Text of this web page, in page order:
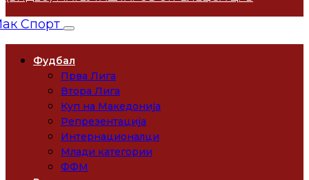
Фудбал
Прва Лига
Втора Лига
Куп на Македонија
Репрезентација
Интернационалци
Млади категории
ФФМ